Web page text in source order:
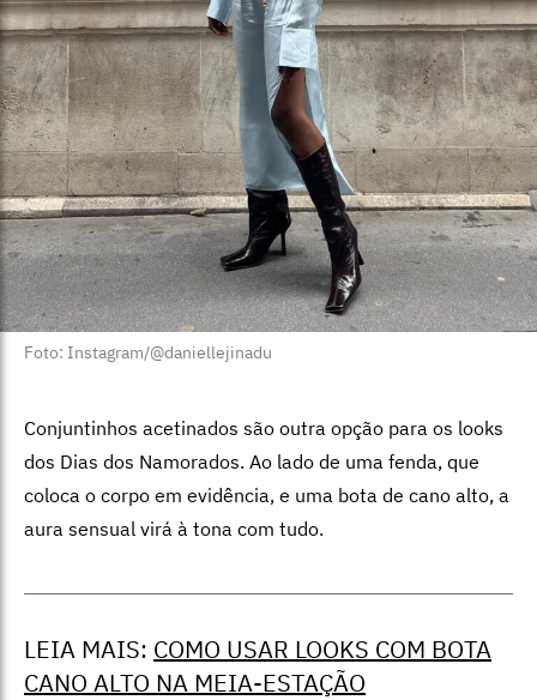
Foto: Instagram/@daniellejinadu
Conjuntinhos acetinados são outra opção para os looks
dos Dias dos Namorados. Ao lado de uma fenda, que
coloca o corpo em evidência, e uma bota de cano alto, a
aura sensual virá à tona com tudo.
LEIA MAIS: COMO USAR LOOKS COM BOTA
CANO ALTO NA MEIA-ESTAÇÃO